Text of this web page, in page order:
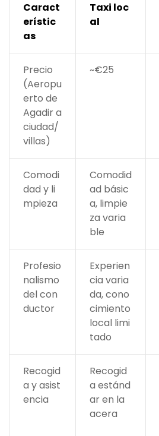
Caract
erístic
as
Taxi loc
al
Precio
(Aeropu
erto de
Agadir a
ciudad/
villas)
~€25
Comodi
dad y li
mpieza
Comodid
ad básic
a, limpie
za varia
ble
Profesio
nalismo
del con
ductor
Experien
cia varia
da, cono
cimiento
local limi
tado
Recogid
a y asist
encia
Recogid
a estánd
ar en la
acera